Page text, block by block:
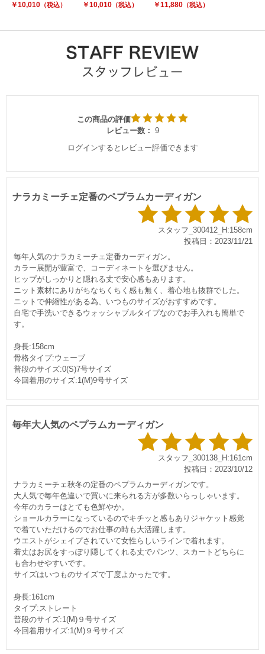
￥10,010（税込） ￥10,010（税込） ￥11,880 （税込）
この商品の評価
レビュー数： 9
ログインするとレビュー評価できます
ナラカミーチェ定番のペプラムカーディガン
スタッフ_300412_H:158cm
投稿日：2023/11/21
毎年人気のナラカミーチェ定番カーディガン。
カラー展開が豊富で、コーディネートを選びません。
ヒップがしっかりと隠れる丈で安心感もあります。
ニット素材にありがちなちくちく感も無く、着心地も抜群でした。
ニットで伸縮性がある為、いつものサイズがおすすめです。
自宅で手洗いできるウォッシャブルタイプなのでお手入れも簡単で
す。
身長:158cm
骨格タイプ:ウェーブ
普段のサイズ:0(S)7号サイズ
今回着用のサイズ:1(M)9号サイズ
毎年大人気のペプラムカーディガン
スタッフ_300138_H:161cm
投稿日：2023/10/12
ナラカミーチェ秋冬の定番のペプラムカーディガンです。
大人気で毎年色違いで買いに来られる方が多数いらっしゃいます。
今年のカラーはとても色鮮やか。
ショールカラーになっているのでキチッと感もありジャケット感覚
で着ていただけるのでお仕事の時も大活躍します。
ウエストがシェイプされていて女性らしいラインで着れます。
着丈はお尻をすっぽり隠してくれる丈でパンツ、スカートどちらに
も合わせやすいです。
サイズはいつものサイズで丁度よかったです。
身長:161cm
タイプ:ストレート
普段のサイズ:1(M)９号サイズ
今回着用サイズ:1(M)９号サイズ